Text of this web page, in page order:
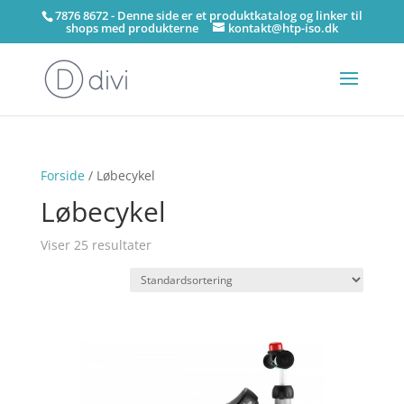
7876 8672 - Denne side er et produktkatalog og linker til
shops med produkterne kontakt@htp-iso.dk
Forside/ Løbecykel
Løbecykel
Viser 25 resultater